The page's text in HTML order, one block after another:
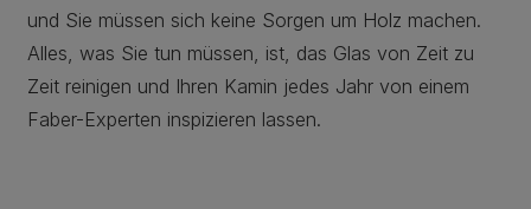
und Sie müssen sich keine Sorgen um Holz machen.
Alles, was Sie tun müssen, ist, das Glas von Zeit zu
Zeit reinigen und Ihren Kamin jedes Jahr von einem
Faber-Experten inspizieren lassen.